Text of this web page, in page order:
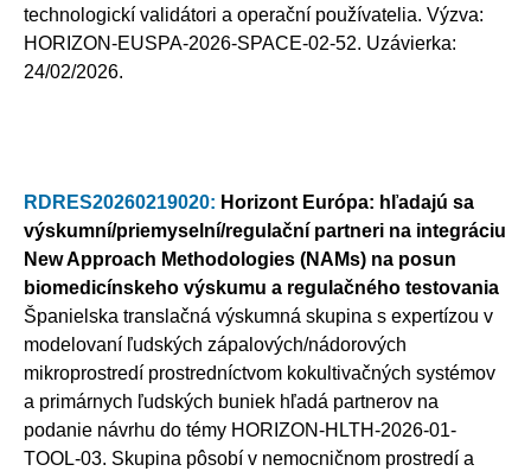
technologickí validátori a operační používatelia. Výzva:
HORIZON-EUSPA-2026-SPACE-02-52. Uzávierka:
24/02/2026.
RDRES20260219020: Horizont Európa: hľadajú sa
výskumní/priemyselní/regulační partneri na integráciu
New Approach Methodologies (NAMs) na posun
biomedicínskeho výskumu a regulačného testovania
Španielska translačná výskumná skupina s expertízou v
modelovaní ľudských zápalových/nádorových
mikroprostredí prostredníctvom kokultivačných systémov
a primárnych ľudských buniek hľadá partnerov na
podanie návrhu do témy HORIZON-HLTH-2026-01-
TOOL-03. Skupina pôsobí v nemocničnom prostredí a